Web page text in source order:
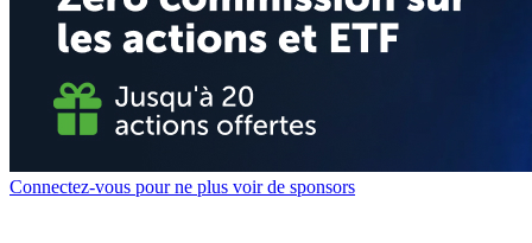
Connectez-vous pour ne plus voir de sponsors